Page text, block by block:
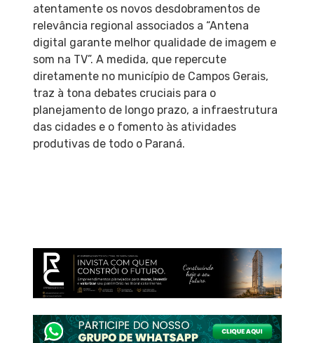
atentamente os novos desdobramentos de
relevância regional associados a “Antena
digital garante melhor qualidade de imagem e
som na TV”. A medida, que repercute
diretamente no município de Campos Gerais,
traz à tona debates cruciais para o
planejamento de longo prazo, a infraestrutura
das cidades e o fomento às atividades
produtivas de todo o Paraná.